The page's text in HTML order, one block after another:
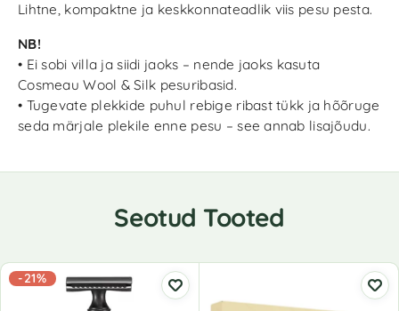
Lihtne, kompaktne ja keskkonnateadlik viis pesu pesta.
NB!
• Ei sobi villa ja siidi jaoks – nende jaoks kasuta
Cosmeau Wool & Silk pesuribasid.
• Tugevate plekkide puhul rebige ribast tükk ja hõõruge
seda märjale plekile enne pesu – see annab lisajõudu.
Seotud Tooted
-21%